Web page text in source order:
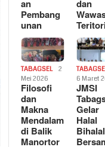
an
Pembang
unan
dan
TABAGSEL
2
Mei 2026
Filosofi
dan
Makna
Mendalam
di Balik
Manortor
6 Maret
JMSI
Gelar
Halal
Bihalal